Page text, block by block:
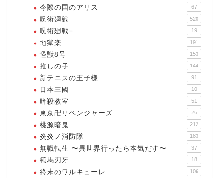
今際の国のアリス 67
呪術廻戦 520
呪術廻戦≡ 19
地獄楽 191
怪獣8号 153
推しの子 144
新テニスの王子様 91
日本三國 10
暗殺教室 51
東京卍リベンジャーズ 26
桃源暗鬼 212
炎炎ノ消防隊 183
無職転生 〜異世界行ったら本気だす〜 37
範馬刃牙 18
終末のワルキューレ 106